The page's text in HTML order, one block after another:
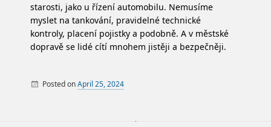
starosti, jako u řízení automobilu. Nemusíme
myslet na tankování, pravidelné technické
kontroly, placení pojistky a podobně. A v městské
dopravě se lidé cítí mnohem jistěji a bezpečněji.
Posted onApril 25, 2024